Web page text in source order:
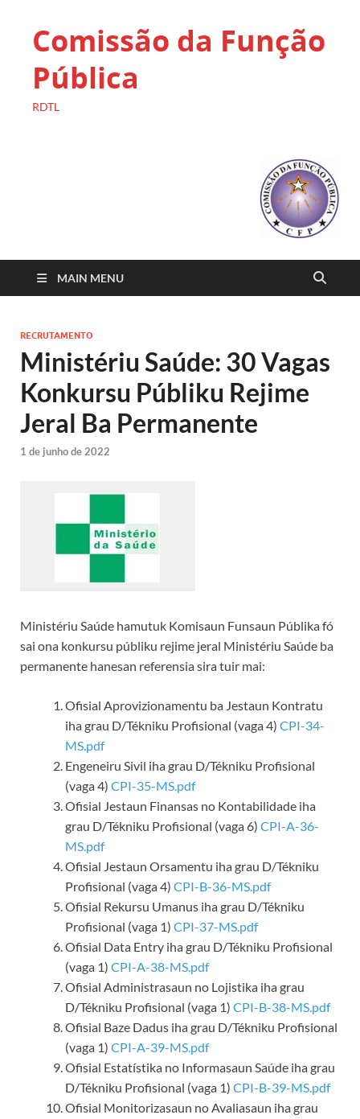
Comissão da Função
Pública
RDTL
MAIN MENU
RECRUTAMENTO
Ministériu Saúde: 30 Vagas
Konkursu Públiku Rejime
Jeral Ba Permanente
1 de junho de 2022
Ministériu Saúde hamutuk Komisaun Funsaun Públika fó
sai ona konkursu públiku rejime jeral Ministériu Saúde ba
permanente hanesan referensia sira tuir mai:
Ofisial Aprovizionamentu ba Jestaun Kontratu
iha grau D/Tékniku Profisional (vaga 4) CPI-34-
MS.pdf
Engeneiru Sivil iha grau D/Tékniku Profisional
(vaga 4) CPI-35-MS.pdf
Ofisial Jestaun Finansas no Kontabilidade iha
grau D/Tékniku Profisional (vaga 6) CPI-A-36-
MS.pdf
Ofisial Jestaun Orsamentu iha grau D/Tékniku
Profisional (vaga 4) CPI-B-36-MS.pdf
Ofisial Rekursu Umanus iha grau D/Tékniku
Profisional (vaga 1) CPI-37-MS.pdf
Ofisial Data Entry iha grau D/Tékniku Profisional
(vaga 1) CPI-A-38-MS.pdf
Ofisial Administrasaun no Lojistika iha grau
D/Tékniku Profisional (vaga 1) CPI-B-38-MS.pdf
Ofisial Baze Dadus iha grau D/Tékniku Profisional
(vaga 1) CPI-A-39-MS.pdf
Ofisial Estatístika no Informasaun Saúde iha grau
D/Tékniku Profisional (vaga 1) CPI-B-39-MS.pdf
Ofisial Monitorizasaun no Avaliasaun iha grau